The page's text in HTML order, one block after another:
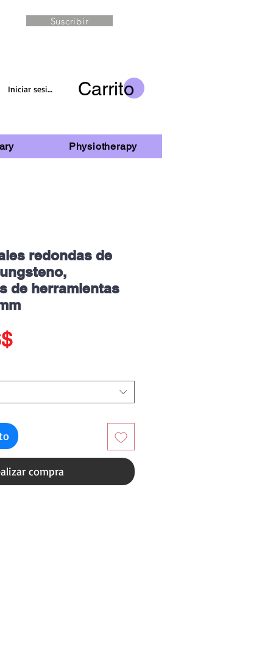
Suscribir
Iniciar sesión Carrito
Physiotherapy
redondas de
de herramientas
Precio
compra